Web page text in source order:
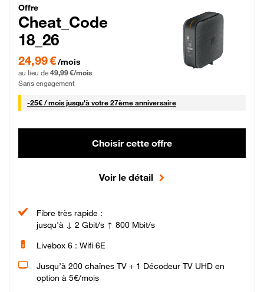
Cheat_Code Fibre_18_26
Offre
Cheat_Code
18_26
24,99 € par mois pendant 0 mois puis 49,99 € par mois, Sans engagement
24,99 €/mois
au lieu de 49,99 €/mois
Sans engagement
-25€ / mois25 € par mois
jusqu'à votre 27ème anniversaire
Choisir cette offre
Voir le détail
Fibre très rapide :
jusqu'à ↓ 2 Gbit/s ↑ 800 Mbit/s
Livebox 6 : Wifi 6E
Jusqu’à 200 chaînes TV + 1 Décodeur TV UHD en
option à 5€/mois